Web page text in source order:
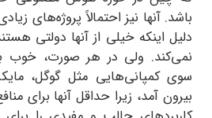
باشد. آنها نیز احتمالاً پروژه‌های
دلیل اینکه خیلی از آنها دولتی
نمی‌کند. ولی در هر صورت، خوب
سوی کمپانی‌هایی مثل گوگل،
بیرون آمد، زیرا حداقل آنها برای